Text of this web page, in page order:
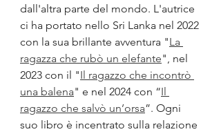
dall'altra parte del mondo. L'autrice
ci ha portato nello Sri Lanka nel 2022
con la sua brillante avventura "La
ragazza che rubò un elefante", nel
2023 con il "Il ragazzo che incontrò
una balena" e nel 2024 con “Il
ragazzo che salvò un’orsa”. Ogni
suo libro è incentrato sulla relazione